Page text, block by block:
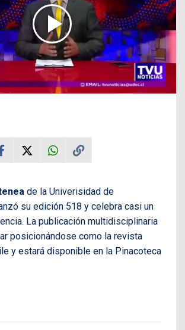
de la Univerisidad de
su edición 518 y celebra casi un
La publicación multidisciplinaria
posicionándose como la revista
y estará disponible en la Pinacoteca